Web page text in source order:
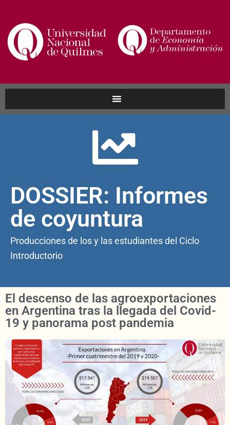
DOSSIER: Informes
de coyuntura
Producciones de los y las estudiantes del Ciclo
Introductorio
El descenso de las agroexportaciones
en Argentina tras la llegada del Covid-
19 y panorama post pandemia